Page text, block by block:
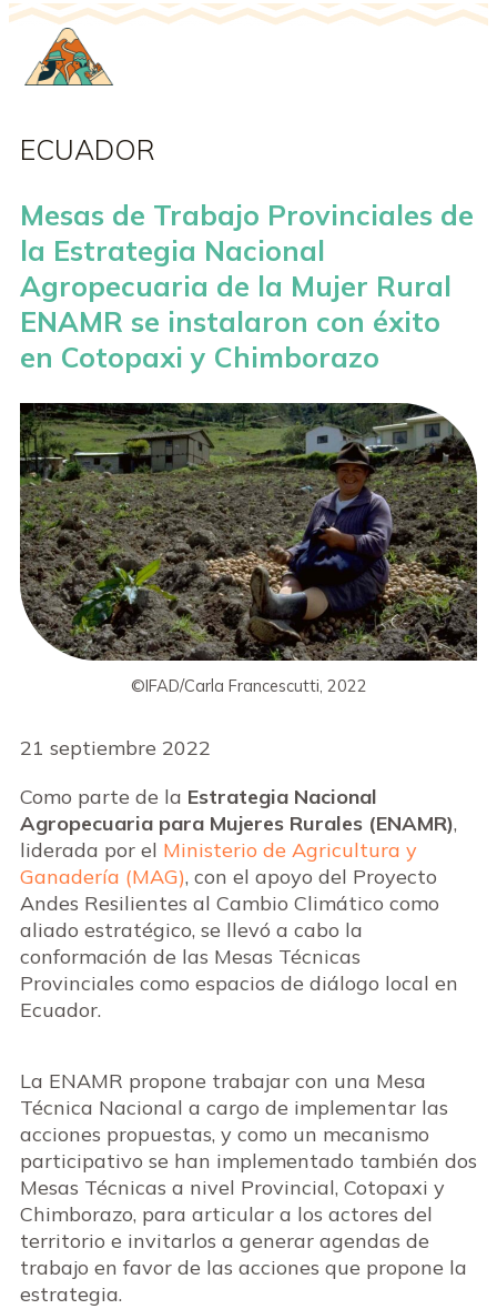
ECUADOR
Mesas de Trabajo Provinciales de
la Estrategia Nacional
Agropecuaria de la Mujer Rural
ENAMR se instalaron con éxito
en Cotopaxi y Chimborazo
©IFAD/Carla Francescutti, 2022
21 septiembre 2022
Como parte de la Estrategia Nacional
Agropecuaria para Mujeres Rurales (ENAMR),
liderada por el Ministerio de Agricultura y
Ganadería (MAG), con el apoyo del Proyecto
Andes Resilientes al Cambio Climático como
aliado estratégico, se llevó a cabo la
conformación de las Mesas Técnicas
Provinciales como espacios de diálogo local en
Ecuador.
La ENAMR propone trabajar con una Mesa
Técnica Nacional a cargo de implementar las
acciones propuestas, y como un mecanismo
participativo se han implementado también dos
Mesas Técnicas a nivel Provincial, Cotopaxi y
Chimborazo, para articular a los actores del
territorio e invitarlos a generar agendas de
trabajo en favor de las acciones que propone la
estrategia.